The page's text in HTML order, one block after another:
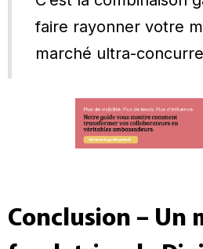
faire rayonner votre
marché ultra-
Conclusion – Un